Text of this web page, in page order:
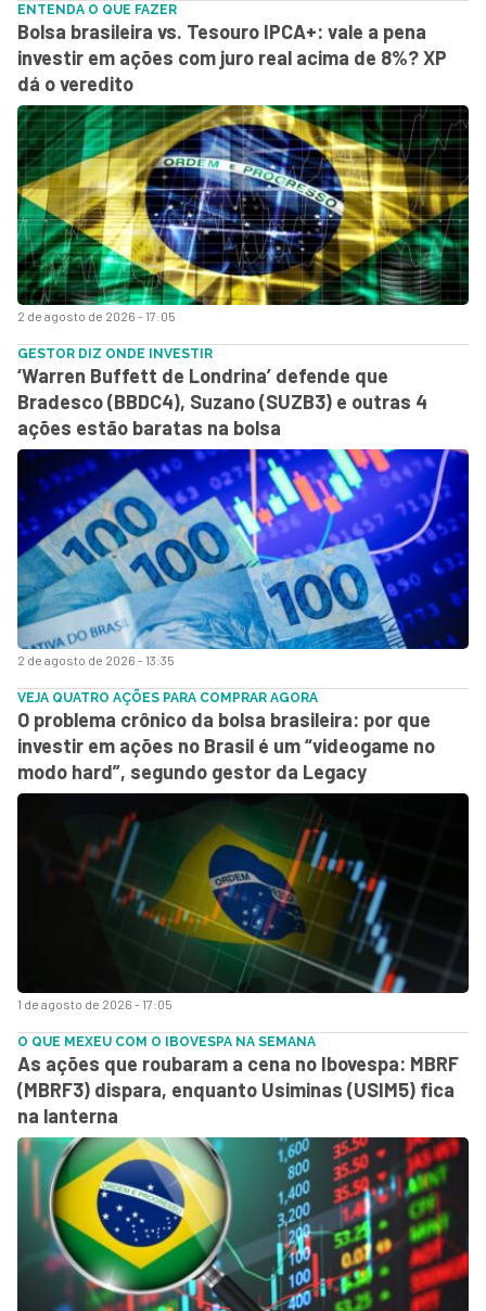
2 de agosto de 2026 - 17:05
ENTENDA O QUE FAZER
Bolsa brasileira vs. Tesouro IPCA+: vale a pena
investir em ações com juro real acima de 8%? XP
dá o veredito
2 de agosto de 2026 - 13:35
GESTOR DIZ ONDE INVESTIR
‘Warren Buffett de Londrina’ defende que
Bradesco (BBDC4), Suzano (SUZB3) e outras 4
ações estão baratas na bolsa
1 de agosto de 2026 - 17:05
VEJA QUATRO AÇÕES PARA COMPRAR AGORA
O problema crônico da bolsa brasileira: por que
investir em ações no Brasil é um “videogame no
modo hard”, segundo gestor da Legacy
O QUE MEXEU COM O IBOVESPA NA SEMANA
As ações que roubaram a cena no Ibovespa: MBRF
(MBRF3) dispara, enquanto Usiminas (USIM5) fica
na lanterna